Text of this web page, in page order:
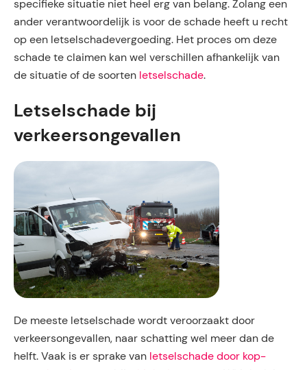
specifieke situatie niet heel erg van belang. Zolang een
ander verantwoordelijk is voor de schade heeft u recht
op een letselschadevergoeding. Het proces om deze
schade te claimen kan wel verschillen afhankelijk van
de situatie of de soorten letselschade.
Letselschade bij
verkeersongevallen
De meeste letselschade wordt veroorzaakt door
verkeersongevallen, naar schatting wel meer dan de
helft. Vaak is er sprake van letselschade door kop-